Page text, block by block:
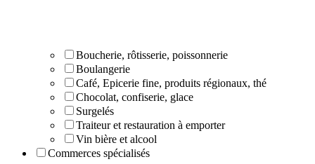
Boucherie, rôtisserie, poissonnerie
Boulangerie
Café, Epicerie fine, produits régionaux, thé
Chocolat, confiserie, glace
Surgelés
Traiteur et restauration à emporter
Vin bière et alcool
Commerces spécialisés